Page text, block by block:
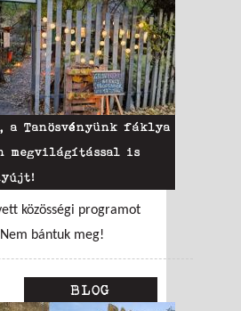
a Tanösvényünk fáklya
megvilágítással is
közösségi programot
bántuk meg!
BLOG